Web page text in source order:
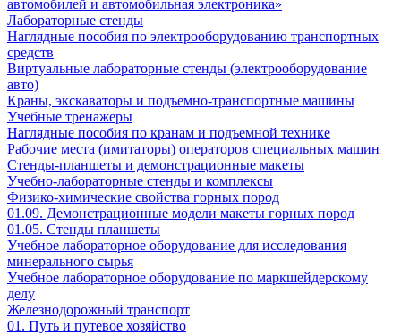
автомобилей и автомобильная электроника»
Лабораторные стенды
Наглядные пособия по электрооборудованию транспортных
средств
Виртуальные лабораторные стенды (электрооборудование
авто)
Краны, экскаваторы и подъемно-транспортные машины
Учебные тренажеры
Наглядные пособия по кранам и подъемной технике
Рабочие места (имитаторы) операторов специальных машин
Стенды-планшеты и демонстрационные макеты
Учебно-лабораторные стенды и комплексы
Физико-химические свойства горных пород
01.09. Демонстрационные модели макеты горных пород
01.05. Стенды планшеты
Учебное лабораторное оборудование для исследования
минерального сырья
Учебное лабораторное оборудование по маркшейдерскому
делу
Железнодорожный транспорт
01. Путь и путевое хозяйство